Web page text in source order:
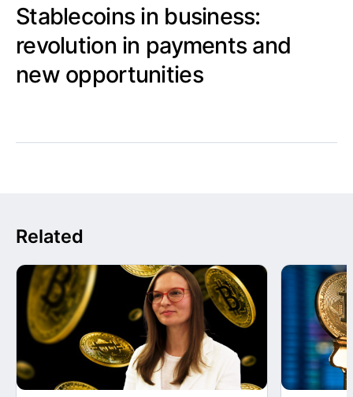
Stablecoins in business:
revolution in payments and
new opportunities
Related